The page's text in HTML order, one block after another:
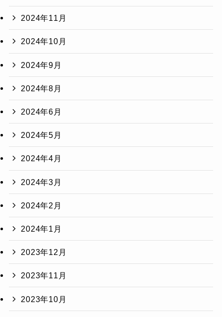
2024年11月
2024年10月
2024年9月
2024年8月
2024年6月
2024年5月
2024年4月
2024年3月
2024年2月
2024年1月
2023年12月
2023年11月
2023年10月